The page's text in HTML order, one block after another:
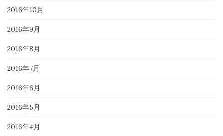
2016年10月
2016年9月
2016年8月
2016年7月
2016年6月
2016年5月
2016年4月